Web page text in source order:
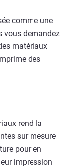
comme une
vous demandez
matériaux
des
rend la
sur mesure
pour en
impression